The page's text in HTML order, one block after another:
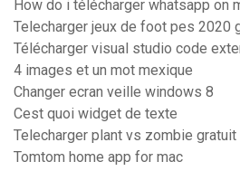
How do i télécharger whatsapp on
Telecharger jeux de foot pes 2020
Télécharger visual studio code
4 images et un mot mexique
Changer ecran veille windows 8
Cest quoi widget de texte
Telecharger plant vs zombie gratuit
Tomtom home app for mac